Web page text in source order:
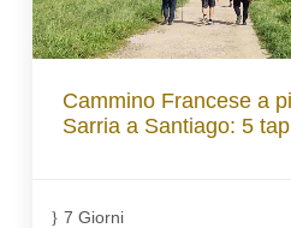
Cammino Francese a
Sarria a Santiago: 5
7 Giorni